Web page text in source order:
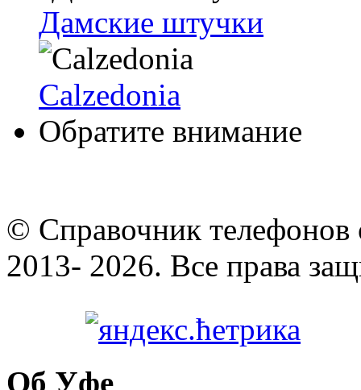
Дамские штучки
Calzedonia
Обратите внимание
© Cправочник телефонов
2013- 2026. Все права
Об Уфе